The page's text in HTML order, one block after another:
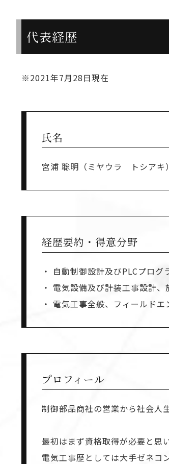
代表経歴
※2021年7月28日現在
氏名
宮浦 聡明（ミヤウラ トシアキ）
経歴要約・得意分野
・ 自動制御設計及びPLCプログ
・ 電気設備及び計装工事設計、
・ 電気工事全般、フィールド
プロフィール
制御部品商社の営業から社会人
最初はまず資格取得が必要と思
電気工事歴としては大手ゼネ